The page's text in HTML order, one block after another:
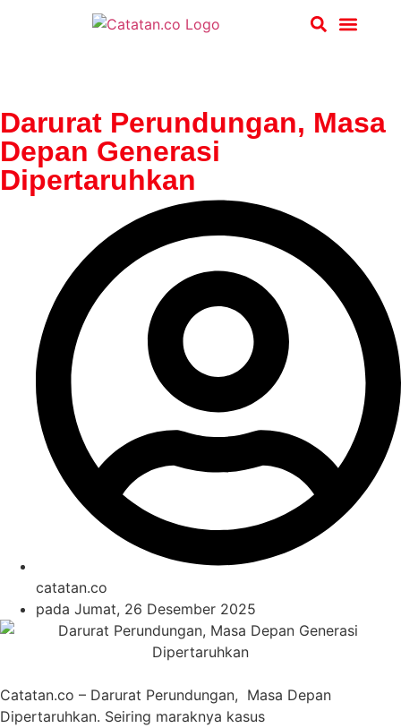
Darurat Perundungan, Masa
Depan Generasi
Dipertaruhkan
catatan.co
pada Jumat, 26 Desember 2025
Catatan.co – Darurat Perundungan, Masa Depan
Dipertaruhkan. Seiring maraknya kasus